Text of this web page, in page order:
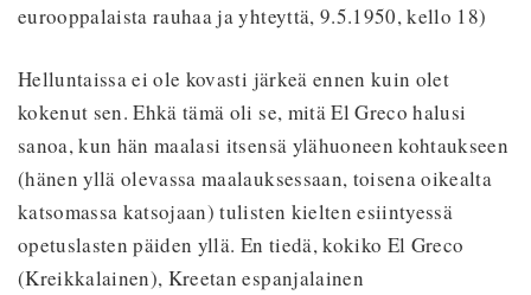
eurooppalaista rauhaa ja yhteyttä, 9.5.1950, kello 18)
Helluntaissa ei ole kovasti järkeä ennen kuin olet
kokenut sen. Ehkä tämä oli se, mitä El Greco halusi
sanoa, kun hän maalasi itsensä ylähuoneen kohtaukseen
(hänen yllä olevassa maalauksessaan, toisena oikealta
katsomassa katsojaan) tulisten kielten esiintyessä
opetuslasten päiden yllä. En tiedä, kokiko El Greco
(Kreikkalainen), Kreetan espanjalainen